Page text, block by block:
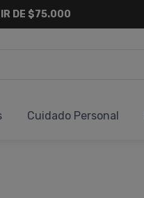
DE $75.000
Cuidado Personal